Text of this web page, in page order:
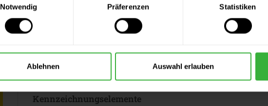
Notwendig
Präferenzen Statistiken
Ablehnen Auswahl erlauben
Sicherheitsdatenblätter
Sicherheitsdatenblatt (PDF)
Technische Merkblätter
Kennzeichnungselemente